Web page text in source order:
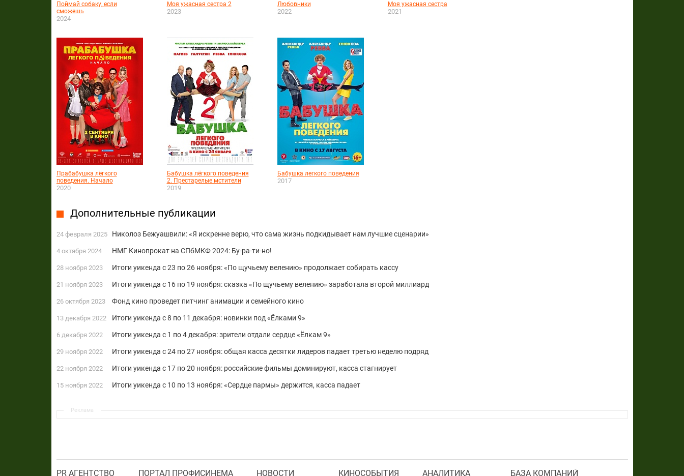
Поймай собаку, если
сможешь
2024
Моя ужасная сестра 2
2023
Любовники
2022
Моя ужасная сестра
2021
Прабабушка лёгкого
поведения. Начало
2020
Бабушка лёгкого поведения
2. Престарелые мстители
2019
Бабушка легкого поведения
2017
Дополнительные публикации
24 февраля 2025 Николоз Бежуашвили: «Я искренне верю, что сама жизнь подкидывает нам лучшие сценарии»
4 октября 2024 НМГ Кинопрокат на СПбМКФ 2024: Бу-ра-ти-но!
28 ноября 2023 Итоги уикенда с 23 по 26 ноября: «По щучьему велению» продолжает собирать кассу
21 ноября 2023 Итоги уикенда с 16 по 19 ноября: сказка «По щучьему велению» заработала второй миллиард
26 октября 2023 Фонд кино проведет питчинг анимации и семейного кино
13 декабря 2022 Итоги уикенда c 8 по 11 декабря: новинки под «Ёлками 9»
6 декабря 2022 Итоги уикенда с 1 по 4 декабря: зрители отдали сердце «Ёлкам 9»
29 ноября 2022 Итоги уикенда с 24 по 27 ноября: общая касса десятки лидеров падает третью неделю подряд
22 ноября 2022 Итоги уикенда с 17 по 20 ноября: российские фильмы доминируют, касса стагнирует
15 ноября 2022 Итоги уикенда с 10 по 13 ноября: «Сердце пармы» держится, касса падает
Реклама
PR АГЕНТСТВО ПОРТАЛ ПРОФИСИНЕМА НОВОСТИ КИНОСОБЫТИЯ АНАЛИТИКА БАЗА КОМПАНИЙ